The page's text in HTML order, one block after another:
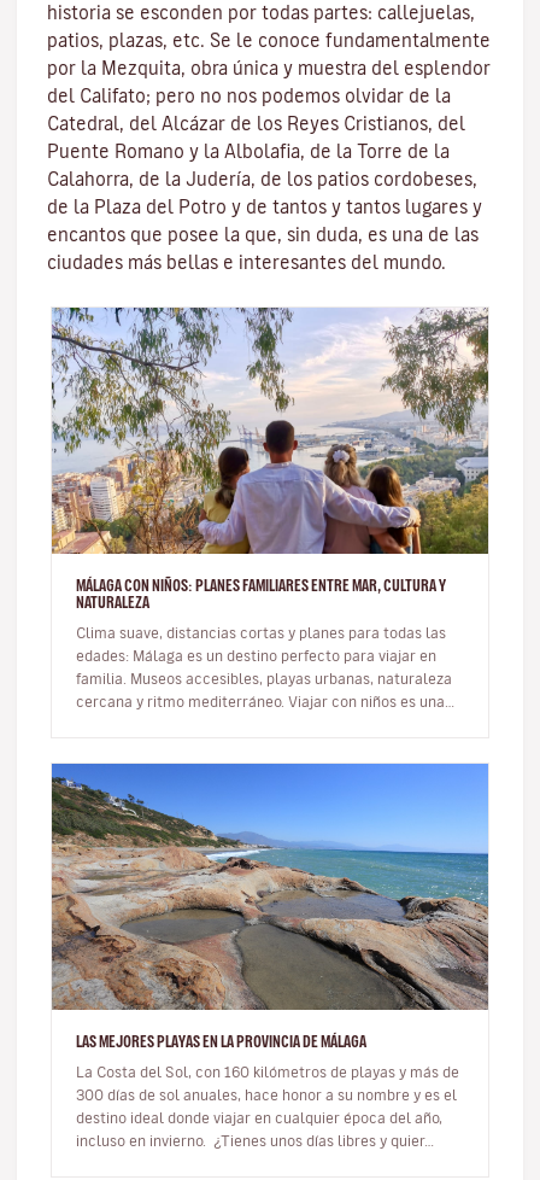
historia se esconden por todas partes: callejuelas,
patios, plazas, etc. Se le conoce fundamentalmente
por la Mezquita, obra única y muestra del esplendor
del Califato; pero no nos podemos olvidar de la
Catedral, del Alcázar de los Reyes Cristianos, del
Puente Romano y la Albolafia, de la Torre de la
Calahorra, de la Juderí­a, de los patios cordobeses,
de la Plaza del Potro y de tantos y tantos lugares y
encantos que posee la que, sin duda, es una de las
ciudades más bellas e interesantes del mundo.
MÁLAGA CON NIÑOS: PLANES FAMILIARES ENTRE MAR, CULTURA Y
NATURALEZA
Clima suave, distancias cortas y planes para todas las
edades: Málaga es un destino perfecto para viajar en
familia. Museos accesibles, playas urbanas, naturaleza
cercana y ritmo mediterráneo. Viajar con niños es una
LAS MEJORES PLAYAS EN LA PROVINCIA DE MÁLAGA
La Costa del Sol, con 160 kilómetros de playas y más de
300 días de sol anuales, hace honor a su nombre y es el
destino ideal donde viajar en cualquier época del año,
incluso en invierno. ¿Tienes unos días libres y quier…